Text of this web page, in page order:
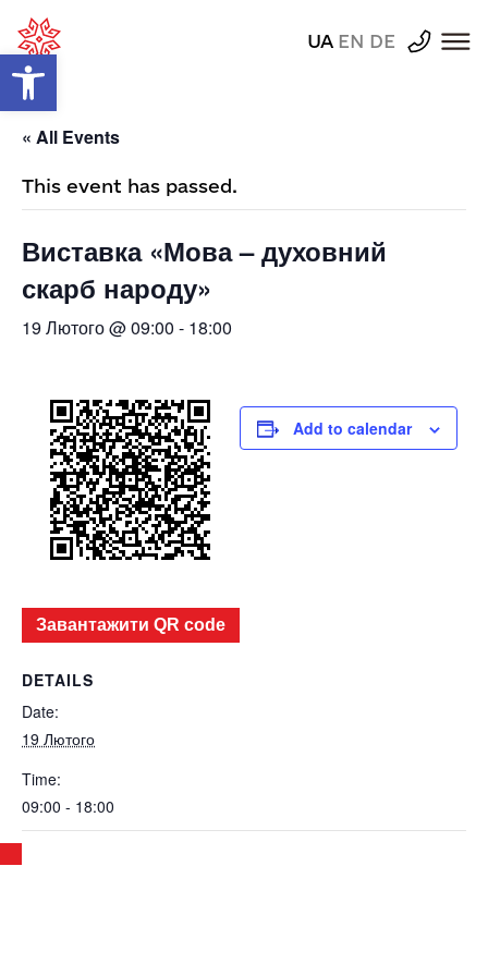
Відкрити Панель інструментів
UA EN DE
« All Events
This event has passed.
Виставка «Мова – духовний
скарб народу»
19 Лютого @ 09:00 - 18:00
Завантажити QR code
Add to calendar
DETAILS
Date:
19 Лютого
Time:
09:00 - 18:00